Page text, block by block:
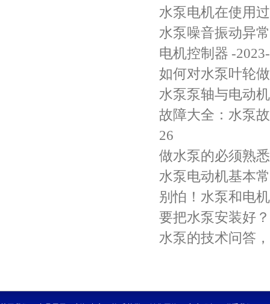
水泵电机在使用
水泵噪音振动异
电机控制器 -
如何对水泵叶轮
水泵泵轴与电动
故障大全：水泵
26
做水泵的必须熟
水泵电动机基本
别怕！水泵和电
要把水泵安装好
水泵的技术问答